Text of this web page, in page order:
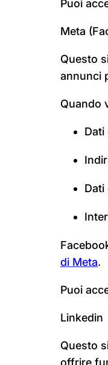
Puoi
Meta
Questo
annunci
Quando
Dati
Dati
di Meta.
Puoi
Linkedin
Questo